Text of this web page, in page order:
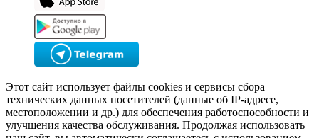
Этот сайт использует файлы cookies и сервисы сбора
технических данных посетителей (данные об IP-адресе,
местоположении и др.) для обеспечения работоспособности и
улучшения качества обслуживания. Продолжая использовать